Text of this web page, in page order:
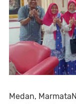
Medan,